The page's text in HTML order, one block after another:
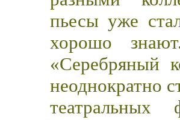
пьесы уже
хорошо
«Серебряный
неоднократно
театральных